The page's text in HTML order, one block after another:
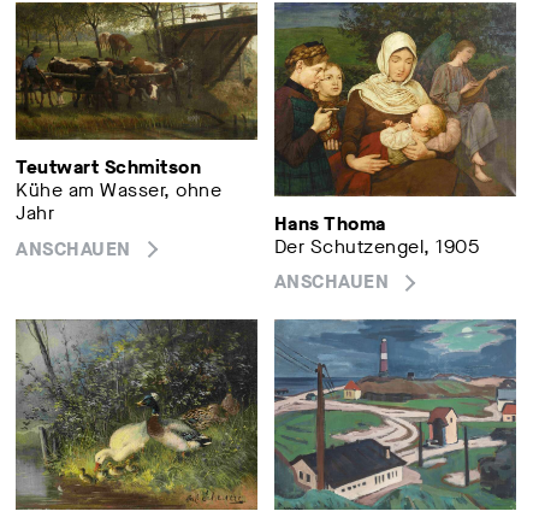
Teutwart Schmitson
Kühe am Wasser, ohne
Jahr
ANSCHAUEN
Hans Thoma
Der Schutzengel, 1905
ANSCHAUEN